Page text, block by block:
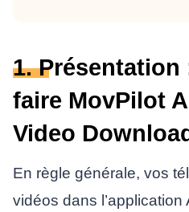
1. Présentation
faire MovPilot
Video
En règle générale, vos
vidéos dans